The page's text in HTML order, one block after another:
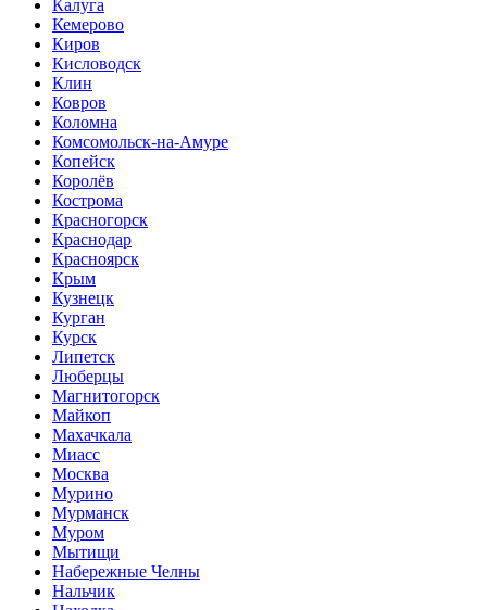
Калуга
Кемерово
Киров
Кисловодск
Клин
Ковров
Коломна
Комсомольск-на-Амуре
Копейск
Королёв
Кострома
Красногорск
Краснодар
Красноярск
Крым
Кузнецк
Курган
Курск
Липетск
Люберцы
Магнитогорск
Майкоп
Махачкала
Миасс
Москва
Мурино
Мурманск
Муром
Мытищи
Набережные Челны
Нальчик